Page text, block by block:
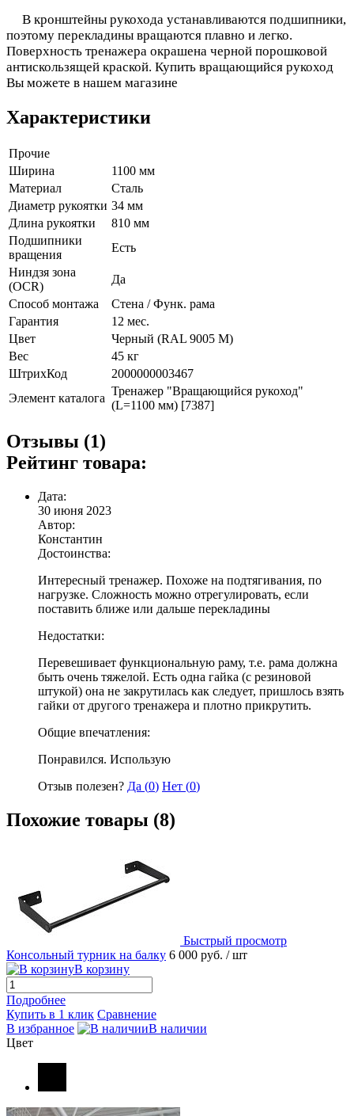
В кронштейны рукохода устанавливаются подшипники,
поэтому перекладины вращаются плавно и легко.
Поверхность тренажера окрашена черной порошковой
антискользящей краской. Купить вращающийся рукоход
Вы можете в нашем магазине
Характеристики
Прочие
Ширина
1100 мм
Материал
Сталь
Диаметр рукоятки 34 мм
Длина рукоятки
810 мм
Подшипники
вращения
Есть
Ниндзя зона
(OCR)
Да
Способ монтажа
Стена / Функ. рама
Гарантия
12 мес.
Цвет
Черный (RAL 9005 М)
Вес
45 кг
ШтрихКод
2000000003467
Элемент каталога
Тренажер "Вращающийся рукоход"
(L=1100 мм) [7387]
Отзывы (1)
Рейтинг товара:
Дата:
30 июня 2023
Автор:
Константин
Достоинства:
Интересный тренажер. Похоже на подтягивания, по
нагрузке. Сложность можно отрегулировать, если
поставить ближе или дальше перекладины
Недостатки:
Перевешивает функциональную раму, т.е. рама должна
быть очень тяжелой. Есть одна гайка (с резиновой
штукой) она не закрутилась как следует, пришлось взять
гайки от другого тренажера и плотно прикрутить.
Общие впечатления:
Понравился. Использую
Отзыв полезен? Да (0) Нет (0)
Похожие товары (8)
Быстрый просмотр
Консольный турник на балку 6 000 руб. / шт
В корзину
Подробнее
Купить в 1 клик Сравнение
В избранное
В наличии
Цвет